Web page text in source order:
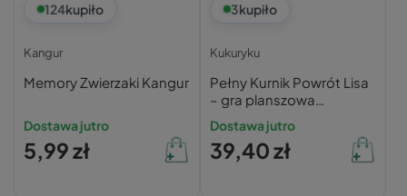
124kupiło
Kangur
Memory Zwierzaki Kangur
Dostawa jutro
5,99 zł
3kupiło
Kukuryku
Pełny Kurnik Powrót Lisa
– gra planszowa
Kukuryku
Dostawa jutro
39,40 zł